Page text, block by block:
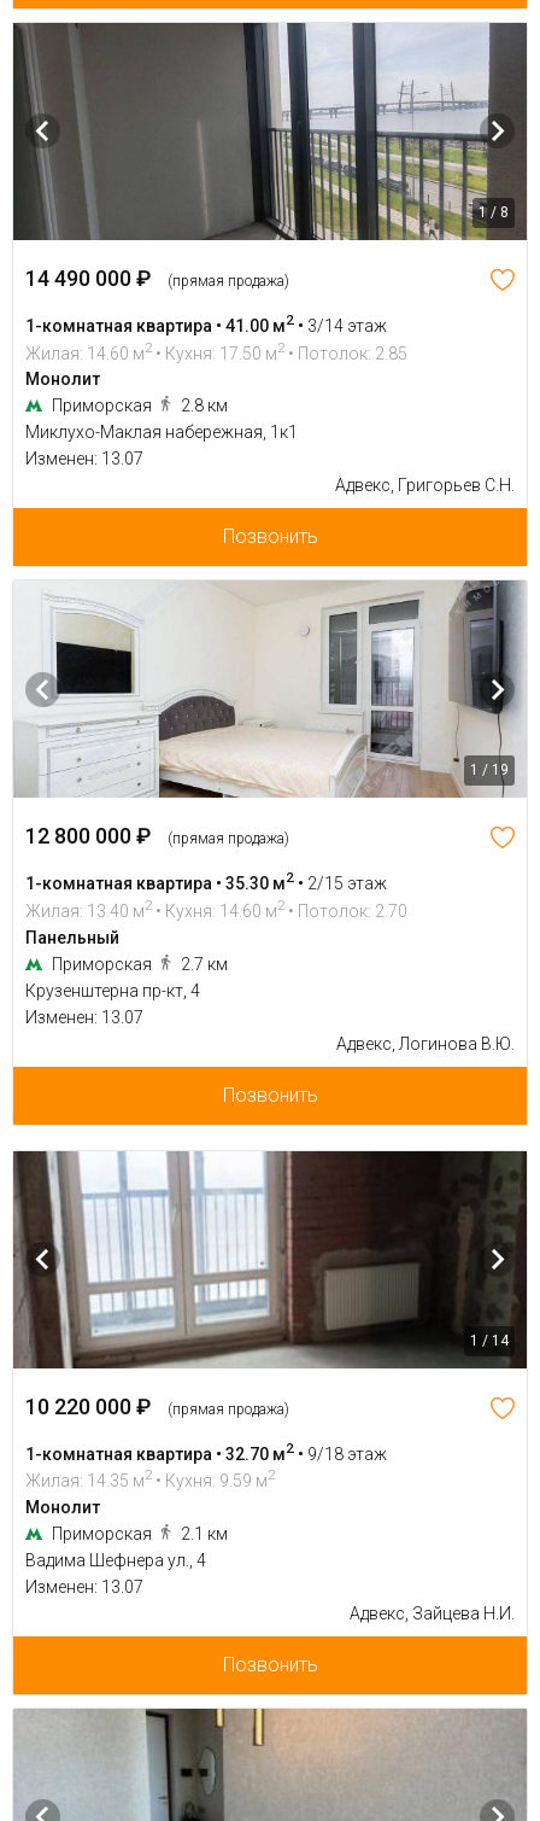
1 / 8
14 490 000 ₽ (прямая продажа)
1-комнатная квартира • 41.00 м2 • 3/14 этаж
Жилая: 14.60 м2 • Кухня: 17.50 м2 • Потолок: 2.85
Монолит
Приморская
2.8 км
Миклухо-Маклая набережная, 1к1
Изменен: 13.07
Адвекс, Григорьев С.Н.
Позвонить
1 / 19
12 800 000 ₽ (прямая продажа)
1-комнатная квартира • 35.30 м2 • 2/15 этаж
Жилая: 13.40 м2 • Кухня: 14.60 м2 • Потолок: 2.70
Панельный
Приморская
2.7 км
Крузенштерна пр-кт, 4
Изменен: 13.07
Адвекс, Логинова В.Ю.
Позвонить
1 / 14
10 220 000 ₽ (прямая продажа)
1-комнатная квартира • 32.70 м2 • 9/18 этаж
Жилая: 14.35 м2 • Кухня: 9.59 м2
Монолит
Приморская
2.1 км
Вадима Шефнера ул., 4
Изменен: 13.07
Адвекс, Зайцева Н.И.
Позвонить